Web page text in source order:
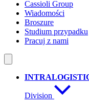
Cassioli Group
Wiadomości
Broszure
Studium przypadku
Pracuj z nami
Division